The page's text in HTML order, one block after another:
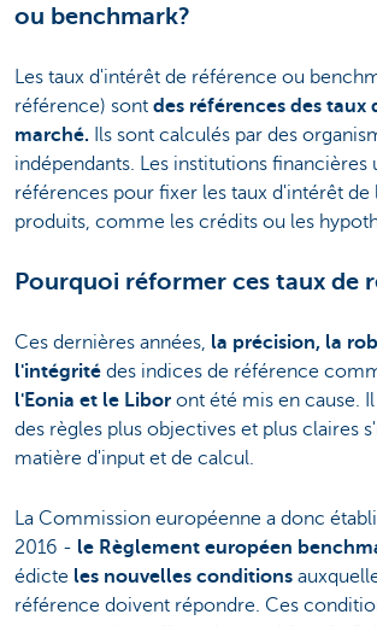
ou benchmark?
Les taux d'intérêt de référence ou
référence) sont des références des taux
marché. Ils sont calculés par des
indépendants. Les institutions financières
références pour fixer les taux d'intérêt de
produits, comme les crédits ou les
Pourquoi réformer ces taux de
Ces dernières années, la précision, la
l'intégrité des indices de référence
l'Eonia et le Libor ont été mis en cause.
des règles plus objectives et plus claires
matière d'input et de calcul.
La Commission européenne a donc
2016 - le Règlement européen
édicte les nouvelles conditions
référence doivent répondre. Ces